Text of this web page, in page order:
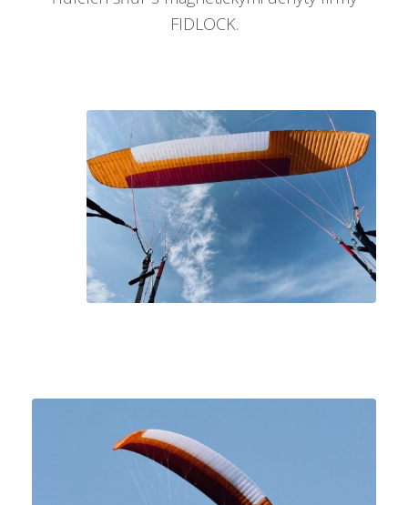
FIDLOCK.